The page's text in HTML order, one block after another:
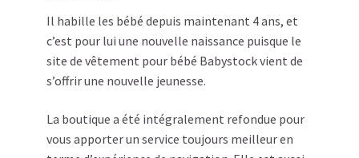
Il habille les bébé depuis maintenant 4 ans, et
c’est pour lui une nouvelle naissance puisque le
site de vêtement pour bébé Babystock vient de
s’offrir une nouvelle jeunesse.
La boutique a été intégralement refondue pour
vous apporter un service toujours meilleur en